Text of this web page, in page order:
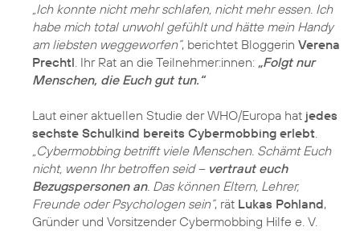
„Ich konnte nicht mehr schlafen, nicht mehr essen. Ich
habe mich total unwohl gefühlt und hätte mein Handy
am liebsten weggeworfen”, berichtet Bloggerin Verena
Prechtl. Ihr Rat an die Teilnehmer:innen: „Folgt nur
Menschen, die Euch gut tun.“
Laut einer aktuellen Studie der WHO/Europa hat jedes
sechste Schulkind bereits Cybermobbing erlebt.
„Cybermobbing betrifft viele Menschen. Schämt Euch
nicht, wenn Ihr betroffen seid – vertraut euch
Bezugspersonen an. Das können Eltern, Lehrer,
Freunde oder Psychologen sein”, rät Lukas Pohland,
Gründer und Vorsitzender Cybermobbing Hilfe e. V.